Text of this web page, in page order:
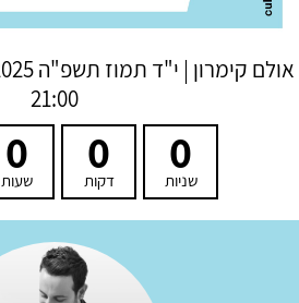
אולם קימרון | י"ד תמוז תשפ"ה
21:00
0
שניות
0
דקות
0
שעות